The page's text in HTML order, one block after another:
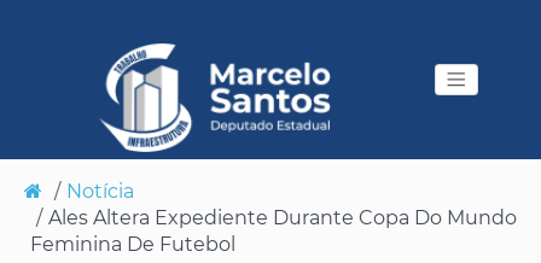
Notícia
Ales Altera Expediente Durante Copa Do Mundo
Feminina De Futebol